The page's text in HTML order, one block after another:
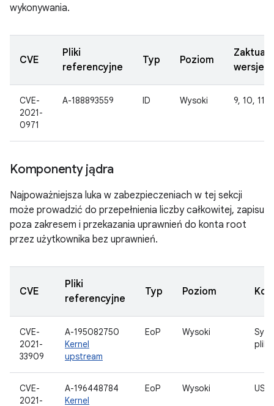
wykonywania.
CVE
Pliki
referencyjne
Typ Poziom
wersje
CVE-
2021-
0971
A-188893559 ID Wysoki 9, 10, 11,
Komponenty jądra
Najpoważniejsza luka w zabezpieczeniach w tej sekcji
może prowadzić do przepełnienia liczby całkowitej, zapisu
poza zakresem i przekazania uprawnień do konta root
przez użytkownika bez uprawnień.
CVE
Pliki
referencyjne
Typ Poziom
CVE-
2021-
33909
A-195082750
Kernel
upstream
EoP Wysoki
CVE-
2021-
A-196448784
Kernel
EoP Wysoki USB